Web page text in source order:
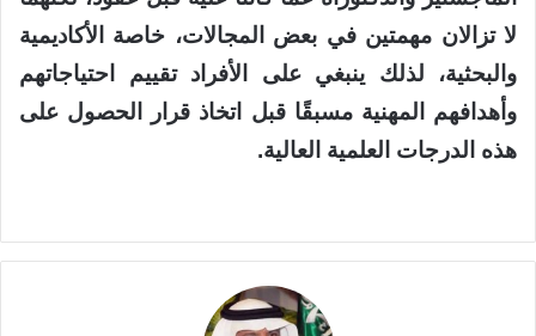
لا تزالان مهمتين في بعض المجالات، خاصة الأكاديمية
والبحثية، لذلك ينبغي على الأفراد تقييم احتياجاتهم
وأهدافهم المهنية مسبقًا قبل اتخاذ قرار الحصول على
هذه الدرجات العلمية العالية.